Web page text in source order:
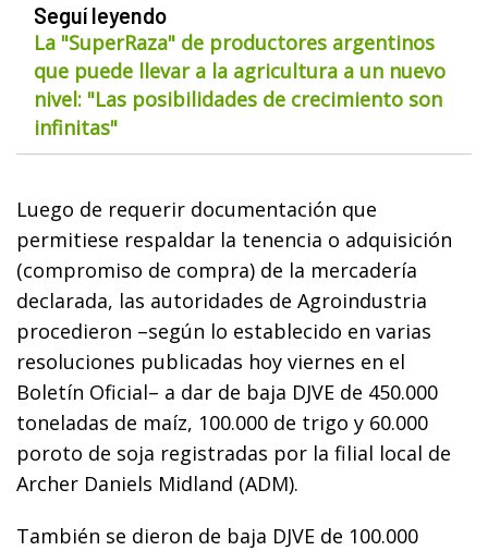
Seguí leyendo
La "SuperRaza" de productores argentinos
que puede llevar a la agricultura a un nuevo
nivel: "Las posibilidades de crecimiento son
infinitas"
Luego de requerir documentación que
permitiese respaldar la tenencia o adquisición
(compromiso de compra) de la mercadería
declarada, las autoridades de Agroindustria
procedieron –según lo establecido en varias
resoluciones publicadas hoy viernes en el
Boletín Oficial– a dar de baja DJVE de 450.000
toneladas de maíz, 100.000 de trigo y 60.000
poroto de soja registradas por la filial local de
Archer Daniels Midland (ADM).
También se dieron de baja DJVE de 100.000